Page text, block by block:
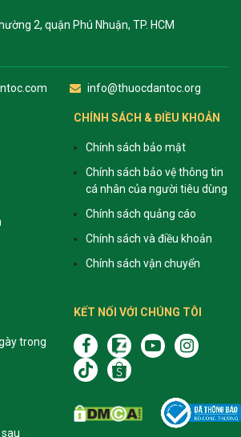
2, quận Phú Nhuận, TP. HCM
info@thuocdantoc.org
CHÍNH SÁCH & ĐIỀU KHOẢN
Chính sách bảo mật
Chính sách bảo vệ thông tin
cá nhân của người tiêu dùng
Chính sách quảng cáo
Chính sách và điều khoản
Chính sách vận chuyển
trong
KẾT NỐI VỚI CHÚNG TÔI